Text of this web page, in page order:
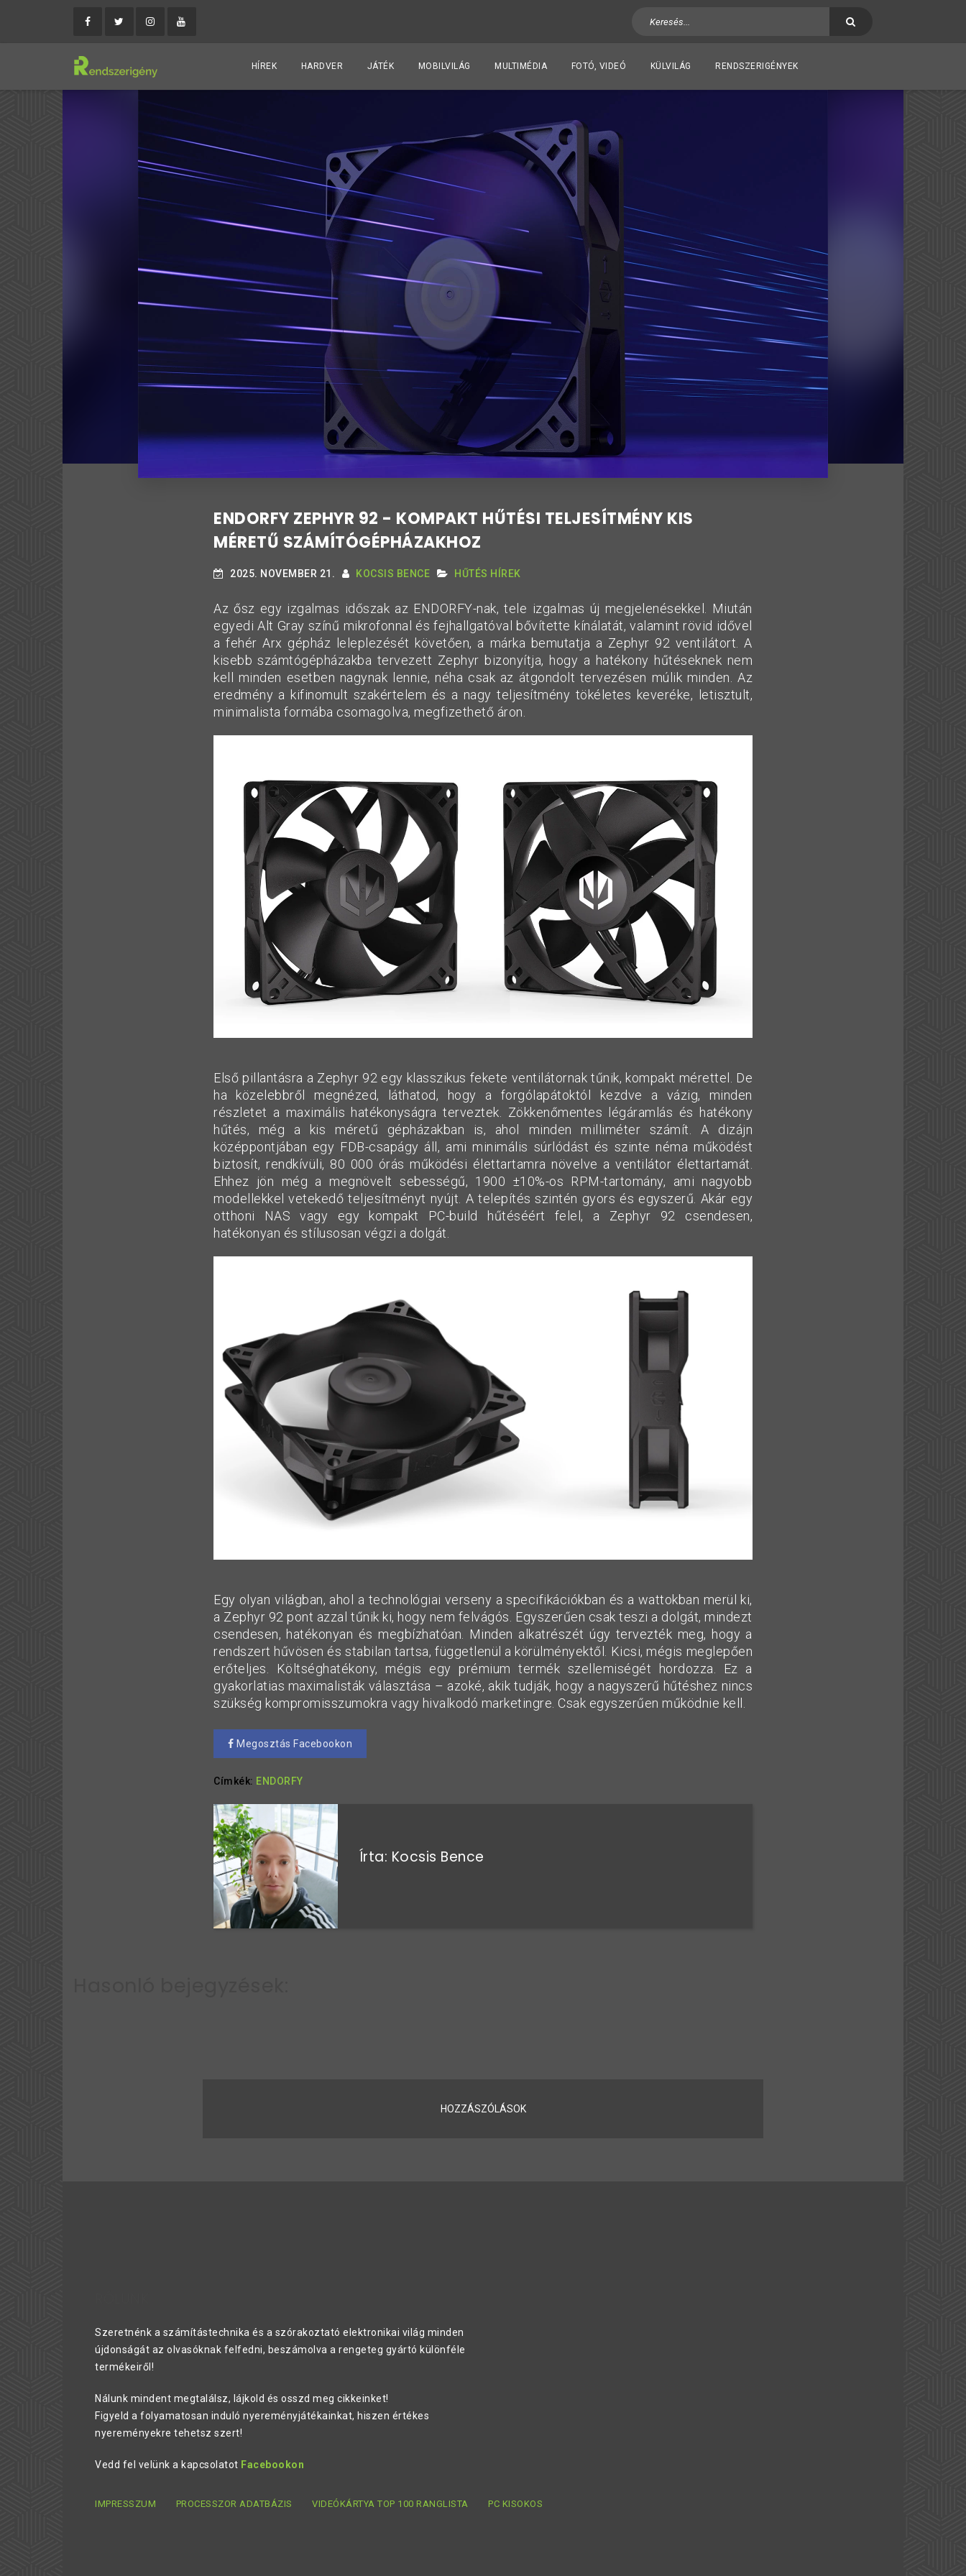
HÍREK HARDVER JÁTÉK MOBILVILÁG MULTIMÉDIA FOTÓ, VIDEÓ KÜLVILÁG RENDSZERIGÉNYEK
ENDORFY ZEPHYR 92 - KOMPAKT HŰTÉSI TELJESÍTMÉNY KIS
MÉRETŰ SZÁMÍTÓGÉPHÁZAKHOZ
2025. NOVEMBER 21. KOCSIS BENCE HŰTÉS HÍREK
Az ősz egy izgalmas időszak az ENDORFY-nak, tele izgalmas új megjelenésekkel. Miután
egyedi Alt Gray színű mikrofonnal és fejhallgatóval bővítette kínálatát, valamint rövid idővel
a fehér Arx gépház leleplezését követően, a márka bemutatja a Zephyr 92 ventilátort. A
kisebb számtógépházakba tervezett Zephyr bizonyítja, hogy a hatékony hűtéseknek nem
kell minden esetben nagynak lennie, néha csak az átgondolt tervezésen múlik minden. Az
eredmény a kifinomult szakértelem és a nagy teljesítmény tökéletes keveréke, letisztult,
minimalista formába csomagolva, megfizethető áron.
Első pillantásra a Zephyr 92 egy klasszikus fekete ventilátornak tűnik, kompakt mérettel. De
ha közelebbről megnézed, láthatod, hogy a forgólapátoktól kezdve a vázig, minden
részletet a maximális hatékonyságra terveztek. Zökkenőmentes légáramlás és hatékony
hűtés, még a kis méretű gépházakban is, ahol minden milliméter számít. A dizájn
középpontjában egy FDB-csapágy áll, ami minimális súrlódást és szinte néma működést
biztosít, rendkívüli, 80 000 órás működési élettartamra növelve a ventilátor élettartamát.
Ehhez jön még a megnövelt sebességű, 1900 ±10%-os RPM-tartomány, ami nagyobb
modellekkel vetekedő teljesítményt nyújt. A telepítés szintén gyors és egyszerű. Akár egy
otthoni NAS vagy egy kompakt PC-build hűtéséért felel, a Zephyr 92 csendesen,
hatékonyan és stílusosan végzi a dolgát.
Egy olyan világban, ahol a technológiai verseny a specifikációkban és a wattokban merül ki,
a Zephyr 92 pont azzal tűnik ki, hogy nem felvágós. Egyszerűen csak teszi a dolgát, mindezt
csendesen, hatékonyan és megbízhatóan. Minden alkatrészét úgy tervezték meg, hogy a
rendszert hűvösen és stabilan tartsa, függetlenül a körülményektől. Kicsi, mégis meglepően
erőteljes. Költséghatékony, mégis egy prémium termék szellemiségét hordozza. Ez a
gyakorlatias maximalisták választása – azoké, akik tudják, hogy a nagyszerű hűtéshez nincs
szükség kompromisszumokra vagy hivalkodó marketingre. Csak egyszerűen működnie kell.
Megosztás Facebookon
Címkék: ENDORFY
Írta: Kocsis Bence
HOZZÁSZÓLÁSOK
Szeretnénk a számítástechnika és a szórakoztató elektronikai világ minden
újdonságát az olvasóknak felfedni, beszámolva a rengeteg gyártó különféle
termékeiről!
Nálunk mindent megtalálsz, lájkold és osszd meg cikkeinket!
Figyeld a folyamatosan induló nyereményjátékainkat, hiszen értékes
nyereményekre tehetsz szert!
Vedd fel velünk a kapcsolatot Facebookon
IMPRESSZUM PROCESSZOR ADATBÁZIS VIDEÓKÁRTYA TOP 100 RANGLISTA PC KISOKOS